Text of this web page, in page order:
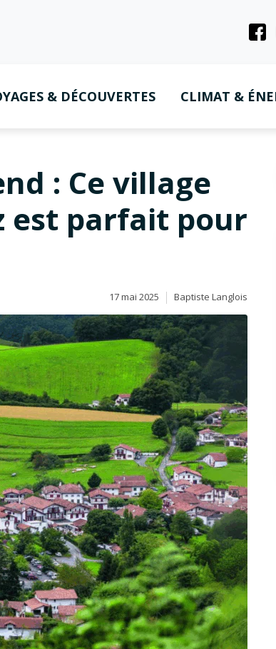
& DÉCOUVERTES CLIMAT &
: Ce village
est parfait pour
17 mai 2025 Baptiste Langlois